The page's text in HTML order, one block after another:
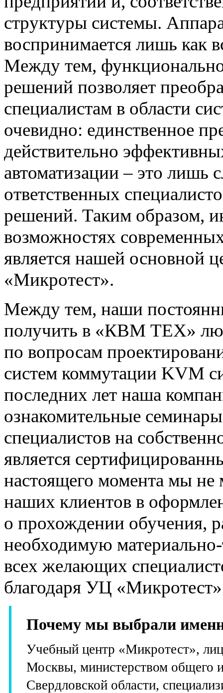
структуры системы.
воспринимается лишь как
Между тем,
решений позволяет
специалистам в области
очевидно: единственное
действительно
автоматизации – это лишь
ответственных
решений. Таким образом,
возможностях
является нашей основной
«Микротест».
Между тем, наши
получить в «КВМ ТЕХ»
по вопросам
систем коммутации KVM
последних лет наша
ознакомительные
специалистов на
является
настоящего момента мы не
наших клиентов в
о прохождении обучения,
необходимую
всех желающих
благодаря УЦ
Почему мы выбрали
Учебный центр «Микротест»,
Москвы, министерством общего
Свердловской области,